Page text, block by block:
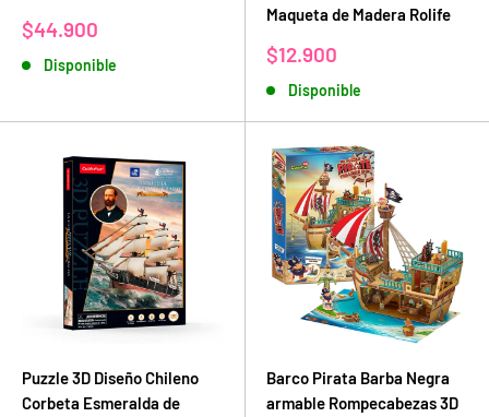
Precio
venta
$44.900
Disponible
Maqueta de Madera Rolife
Precio
venta
$12.900
Disponible
Puzzle 3D Diseño Chileno
Corbeta Esmeralda de
Barco Pirata Barba Negra
armable Rompecabezas 3D